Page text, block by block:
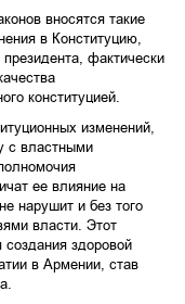
вносятся такие
в Конституцию,
фактически
конституцией.
изменений,
с властными
ее влияние на
нарушит и без того
власти. Этот
здоровой
в Армении, став